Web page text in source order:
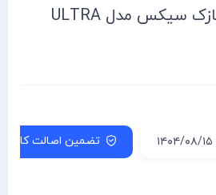
خرید کاندوم فوق نازک سیکس مدل ULTRA
تضمین اصالت کالا